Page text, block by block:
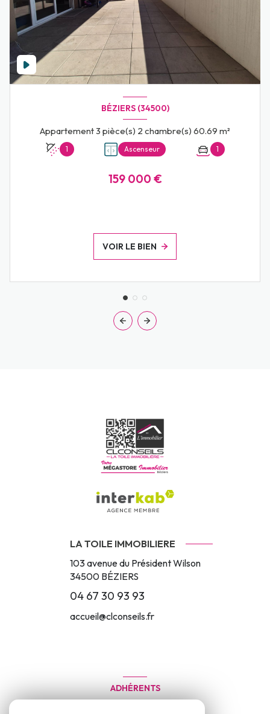
BÉZIERS (34500)
Appartement 3 pièce(s) 2 chambre(s) 60.69 m²
1 Ascenseur 1
159 000 €
VOIR LE BIEN
LA TOILE IMMOBILIERE
103 avenue du Président Wilson
34500 BÉZIERS
04 67 30 93 93
accueil@clconseils.fr
ADHÉRENTS